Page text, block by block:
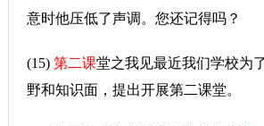
意时他压低了声调。您还记得吗？
(15) 第二课堂之我见最近我们学校为
野和知识面，提出开展第二课堂。